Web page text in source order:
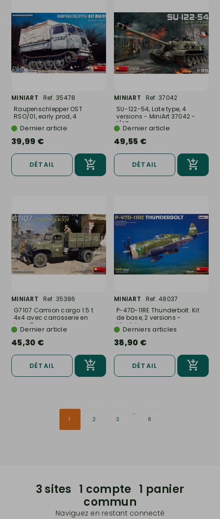
MINIART
Ref. 35478
Raupenschlepper OST
RSO/01, early prod, 4
versions -...
Dernier article
39,99 €
DÉTAIL
MINIART
Ref. 37042
SU-122-54, Late type, 4
versions - MiniArt 37042 -
1/35Dernier article
49,55 €
DÉTAIL
MINIART
Ref. 35386
G7107 Camion cargo 1.5 t
4x4 avec carrosserie en
bois, 5...
Dernier article
45,30 €
DÉTAIL
MINIART
Ref. 48037
P-47D-11RE Thunderbolt. Kit
de base, 2 versions -
MiniArt...
Derniers articles
38,90 €
DÉTAIL
1 2 3
…
8
3 sites 1 compte 1 panier
commun
Naviguez en restant connecté